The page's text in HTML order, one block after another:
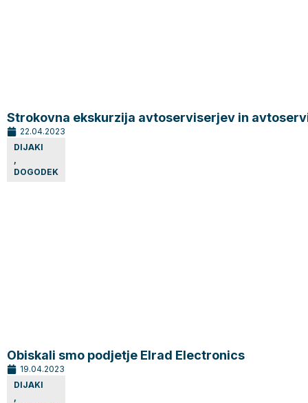
Strokovna ekskurzija avtoserviserjev in
22.04.2023
DIJAKI
,
DOGODEK
Obiskali smo podjetje Elrad Electronics
19.04.2023
DIJAKI
,